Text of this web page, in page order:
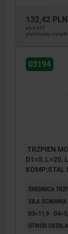
132,42 PLN
plus VAT
plus koszty wysyłki
03194
TRZPIEN
D1=5, L=20,
KOMP:STAL
ŚREDNICA
SIŁA
D3=11,9
OTWÓR